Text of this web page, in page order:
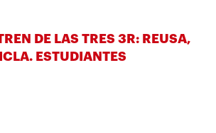
DE LAS TRES 3R: REUSA,
ESTUDIANTES